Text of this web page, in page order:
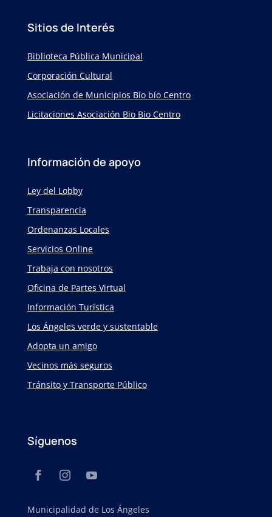
Sitios de Interés
Biblioteca Pública Municipal
Corporación Cultural
Asociación de Municipios Bío bío Centro
Licitaciones Asociación Bio Bio Centro
Información de apoyo
Ley del Lobby
Transparencia
Ordenanzas Locales
Servicios Online
Trabaja con nosotros
Oficina de Partes Virtual
Información Turística
Los Ángeles verde y sustentable
Adopta un amigo
Vecinos más seguros
Tránsito y Transporte Público
Síguenos
Municipalidad de Los Ángeles